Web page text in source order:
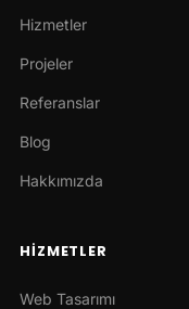
Hizmetler
Projeler
Referanslar
Blog
Hakkımızda
HIZMETLER
Web Tasarımı